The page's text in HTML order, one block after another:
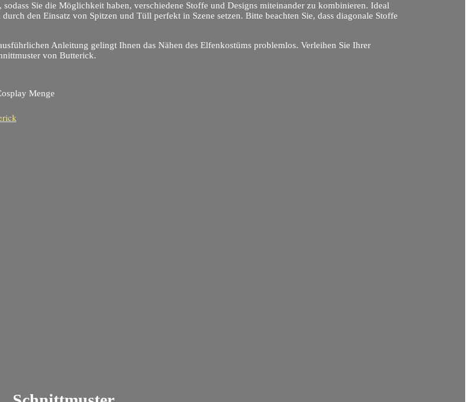
Sie die Möglichkeit haben, verschiedene Stoffe und Designs miteinander zu kombinieren. Ideal
den Einsatz von Spitzen und Tüll perfekt in Szene setzen. Bitte beachten Sie, dass diagonale Stoffe
Anleitung gelingt Ihnen das Nähen des Elfenkostüms problemlos. Verleihen Sie Ihrer
von Butterick.
Menge